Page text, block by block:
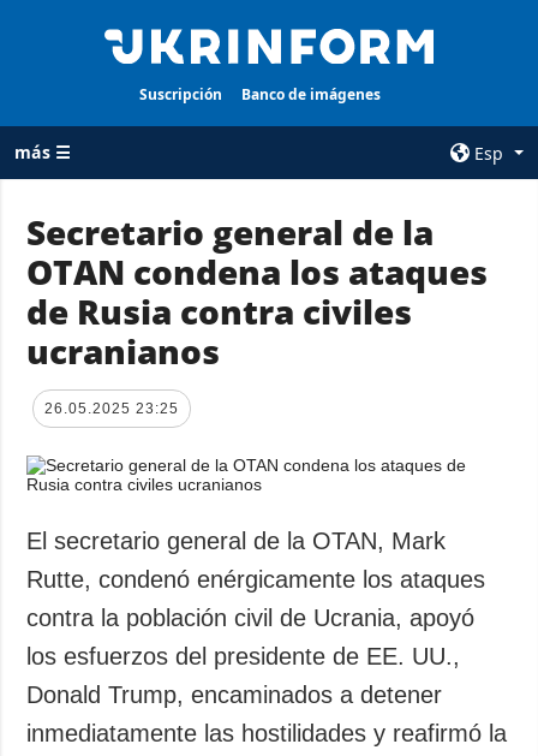
Suscripción Banco de imágenes
más ☰
Esp
TODAS LAS
CATEGORÍAS
Guerra
Reconstrucción
de Ucrania
Política
Economía
Sociedad y
Cultura
Deportes
Crimen
Desastres y
emergencias
AGENCIA
sobre la agencia
protección de
Secretario general de la
OTAN condena los ataques
de Rusia contra civiles
ucranianos
26.05.2025 23:25
El secretario general de la OTAN, Mark
Rutte, condenó enérgicamente los ataques
contra la población civil de Ucrania, apoyó
los esfuerzos del presidente de EE. UU.,
Donald Trump, encaminados a detener
inmediatamente las hostilidades y reafirmó la